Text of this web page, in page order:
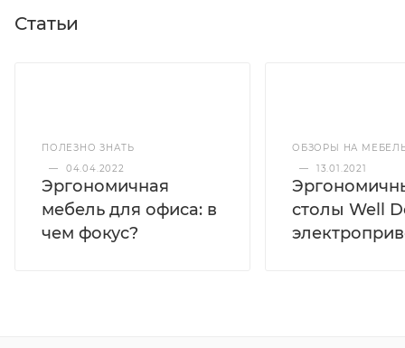
Статьи
ПОЛЕЗНО ЗНАТЬ
—
04.04.2022
Эргономичная
мебель для офиса: в
чем фокус?
ОБЗОРЫ НА
—
13.01.2021
столы Well